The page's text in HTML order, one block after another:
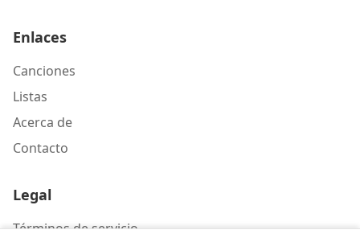
Enlaces
Canciones
Listas
Acerca de
Contacto
Legal
Términos de servicio